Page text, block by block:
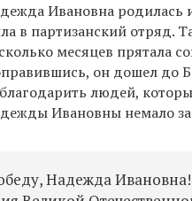
Ивановна родилась
в партизанский отряд.
месяцев прятала
он дошел до
людей,
Ивановны немало
Надежда